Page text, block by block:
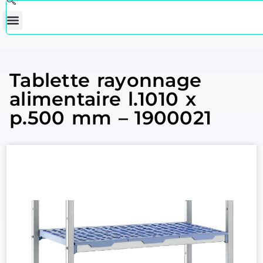
Tablette rayonnage
alimentaire l.1010 x
p.500 mm – 1900021